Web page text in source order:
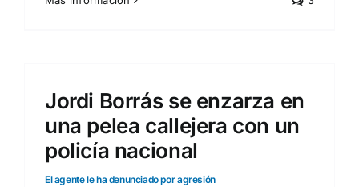
Jordi Borrás se enzarza en
una pelea callejera con un
policía nacional
El agente le ha denunciado por agresión